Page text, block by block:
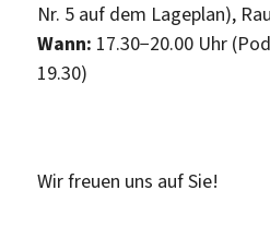
Nr. 5 auf dem Lageplan),
Wann: 17.30−20.00 Uhr
19.30)
Wir freuen uns auf Sie!